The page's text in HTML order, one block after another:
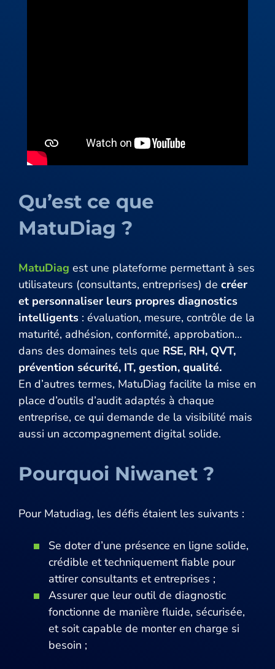
Qu’est ce que
MatuDiag ?
MatuDiag est une plateforme permettant à ses
utilisateurs (consultants, entreprises) de créer
et personnaliser leurs propres diagnostics
intelligents : évaluation, mesure, contrôle de la
maturité, adhésion, conformité, approbation…
dans des domaines tels que RSE, RH, QVT,
prévention sécurité, IT, gestion, qualité.
En d’autres termes, MatuDiag facilite la mise en
place d’outils d’audit adaptés à chaque
entreprise, ce qui demande de la visibilité mais
aussi un accompagnement digital solide.
Pourquoi Niwanet ?
Pour Matudiag, les défis étaient les suivants :
Se doter d’une présence en ligne solide,
crédible et techniquement fiable pour
attirer consultants et entreprises ;
Assurer que leur outil de diagnostic
fonctionne de manière fluide, sécurisée,
et soit capable de monter en charge si
besoin ;